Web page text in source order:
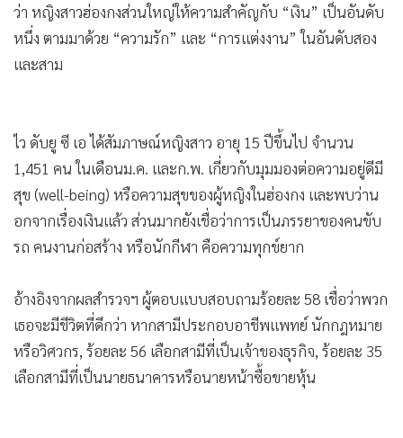
• อาชญากรรม
• Motoring
• เกม
• หุ้น
• อินโดจีน
• กองทุนรวม
Celeb Online
•
ญี่ปุ่น
• News1
• Gotomanager
ว่า หญิงสาวฮ่องกงส่วนใหญ่ให้ความสำคัญกับ “เงิน” เป็นอันดับ
หนึ่ง ตามมาด้วย “ความรัก” และ “การแต่งงาน” ในอันดับสอง
และสาม
ไว ดับยู ซี เอ ได้สัมภาษณ์หญิงสาว อายุ 15 ปีขึ้นไป จำนวน
1,451 คน ในเดือนม.ค. และก.พ. เกี่ยวกับมุมมองต่อความอยู่ดีมี
สุข (well-being) หรือความสุขของผู้หญิงในฮ่องกง และพบว่าน
อกจากเรื่องเงินแล้ว ส่วนมากยังเชื่อว่าการเป็นภรรยาของคนขับ
รถ คนงานก่อสร้าง หรือนักกีฬา คือความทุกข์ยาก
อ้างอิงจากผลสำรวจฯ ผู้ตอบแบบสอบถามร้อยละ 58 เชื่อว่าพวก
เธอจะมีชีวิตที่ดีกว่า หากสามีประกอบอาชีพแพทย์ นักกฎหมาย
หรือวิศวกร, ร้อยละ 56 เลือกสามีที่เป็นเจ้าของธุรกิจ, ร้อยละ 35
เลือกสามีที่เป็นนายธนาคารหรือนายหน้าซื้อขายหุ้น